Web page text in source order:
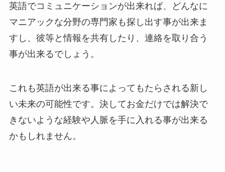
英語でコミュニケーションが出来れば、どんなに
マニアックな分野の専門家も探し出す事が出来ま
すし、彼等と情報を共有したり、連絡を取り合う
事が出来るでしょう。
これも英語が出来る事によってもたらされる新し
い未来の可能性です。決してお金だけでは解決で
きないような経験や人脈を手に入れる事が出来る
かもしれません。